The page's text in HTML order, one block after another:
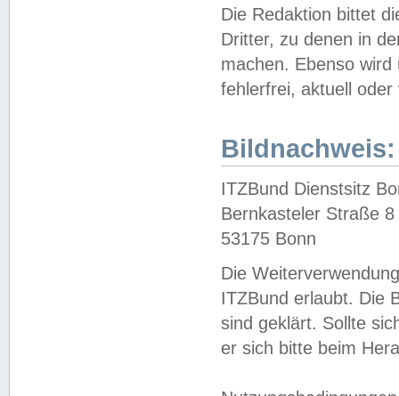
Die Redaktion bittet
Dritter, zu denen in
machen. Ebenso
fehlerfrei, aktuell oder
Bildnachweis:
ITZBund Dienstsitz
Bernkasteler Straße 8
53175 Bonn
Die
ITZBund erlaubt. Die
sind geklärt. Sollte
er sich bitte beim